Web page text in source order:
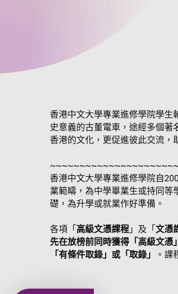
香港中文大學專業進修學院學生
史意義的古董電車，途經多個
香港的文化，更促進彼此交流，
香港中文大學專業進修學院自
業範疇，為中學畢業生或持同等
礎，為升學或就業作好準備。
各項「 高級文憑課程 」及「 文憑
先在放榜前同時獲得「高級文憑
「有條件取錄」或「取錄」
。課